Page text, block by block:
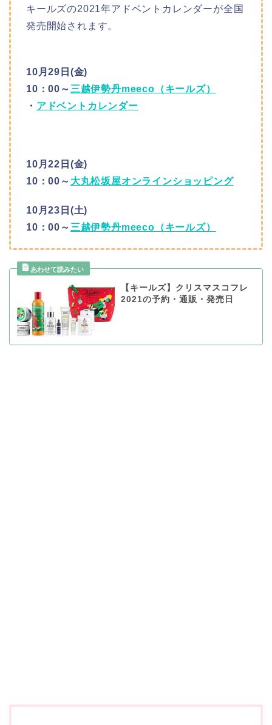
キールズの2021年アドベントカレンダーが全国
発売開始されます。
10月29日(金)
10：00～ 三越伊勢丹meeco（キールズ）
・ アドベントカレンダー
10月22日(金)
10：00～ 大丸松坂屋オンラインショッピング
10月23日(土)
10：00～ 三越伊勢丹meeco（キールズ）
【キールズ】クリスマスコフレ
2021の予約・通販・発売日